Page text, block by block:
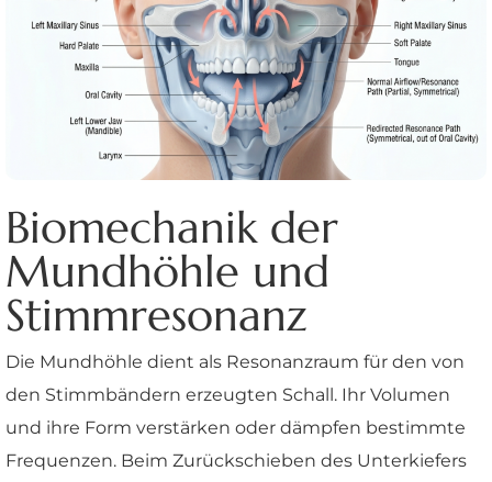
Biomechanik der
Mundhöhle und
Stimmresonanz
Die Mundhöhle dient als Resonanzraum für den von
den Stimmbändern erzeugten Schall. Ihr Volumen
und ihre Form verstärken oder dämpfen bestimmte
Frequenzen. Beim Zurückschieben des Unterkiefers